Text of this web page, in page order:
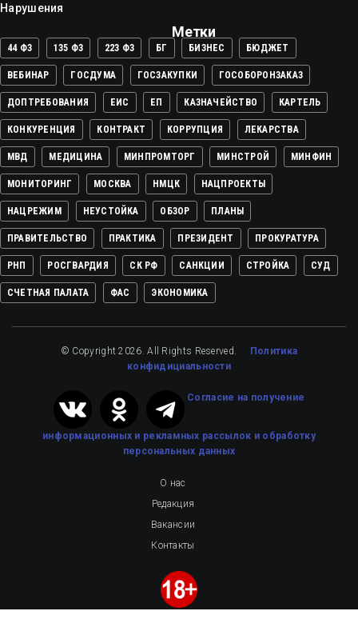
Нарушения
Метки
44 ФЗ 135 ФЗ 223 ФЗ БГ БИЗНЕС БЮДЖЕТ
ВЕБИНАР ГОСДУМА ГОСЗАКУПКИ ГОСОБОРОНЗАКАЗ
ДОПТРЕБОВАНИЯ ЕИС ЕП КАЗНАЧЕЙСТВО КАРТЕЛЬ
КОНКУРЕНЦИЯ КОНТРАКТ КОРРУПЦИЯ ЛЕКАРСТВА
МВД МЕДИЦИНА МИНПРОМТОРГ МИНСТРОЙ МИНФИН
МОНИТОРИНГ МОСКВА НМЦК НАЦПРОЕКТЫ
НАЦРЕЖИМ НЕУСТОЙКА ОБЗОР ПЛАНЫ
ПРАВИТЕЛЬСТВО ПРАКТИКА ПРЕЗИДЕНТ ПРОКУРАТУРА
РНП РОСГВАРДИЯ СК РФ САНКЦИИ СТРОЙКА СУД
СЧЕТНАЯ ПАЛАТА ФАС ЭКОНОМИКА
© Copyright 2026. All Rights Reserved. Политика
конфидициальности
Cогласие на получение
информационных и рекламных рассылок и обработку
персональных данных
О нас
Редакция
Вакансии
Контакты